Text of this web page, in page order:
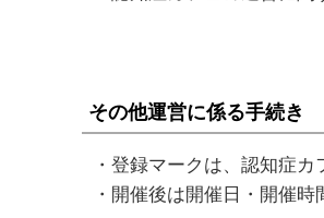
その他運営に係る手続き
・登録マークは、認知症
・開催後は開催日・開催